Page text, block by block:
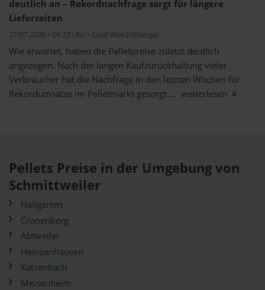
deutlich an – Rekordnachfrage sorgt für längere
Lieferzeiten
27.07.2026 • 09:23 Uhr • Josef Weichslberger
Wie erwartet, haben die Pelletpreise zuletzt deutlich
angezogen. Nach der langen Kaufzurückhaltung vieler
Verbraucher hat die Nachfrage in den letzten Wochen für
Rekordumsätze im Pelletmarkt gesorgt.... weiterlesen
Pellets Preise in der Umgebung von
Schmittweiler
Hallgarten
Cronenberg
Abtweiler
Heinzenhausen
Katzenbach
Meisenheim